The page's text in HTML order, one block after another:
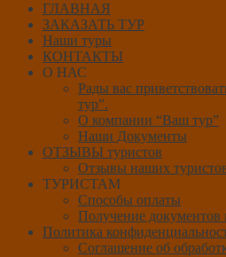
ГЛАВНАЯ
ЗАКАЗАТЬ ТУР
Наши туры
КОНТАКТЫ
О НАС
Рады вас
тур”.
О компании “Ваш тур”
Наши Документы
ОТЗЫВЫ туристов
Отзывы наших
ТУРИСТАМ
Способы оплаты
Получение документов
Политика
Соглашение об